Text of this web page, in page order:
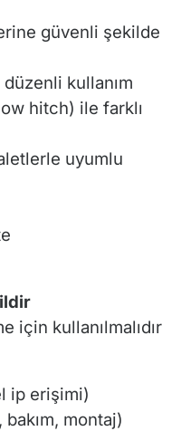
güvenli şekilde
kullanım
hitch) ile farklı
uyumlu
için kullanılmalıdır
ip erişimi)
montaj)